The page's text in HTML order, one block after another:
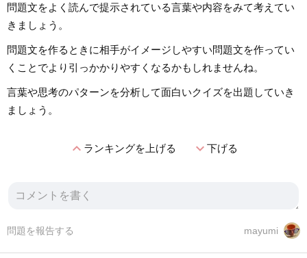
問題文をよく読んで提示されている言葉や内容をみて考えてい
きましょう。
問題文を作るときに相手がイメージしやすい問題文を作ってい
くことでより引っかかりやすくなるかもしれませんね。
言葉や思考のパターンを分析して面白いクイズを出題していき
ましょう。
expand_lessランキングを上げる expand_more下げる
mayumi
問題を報告する